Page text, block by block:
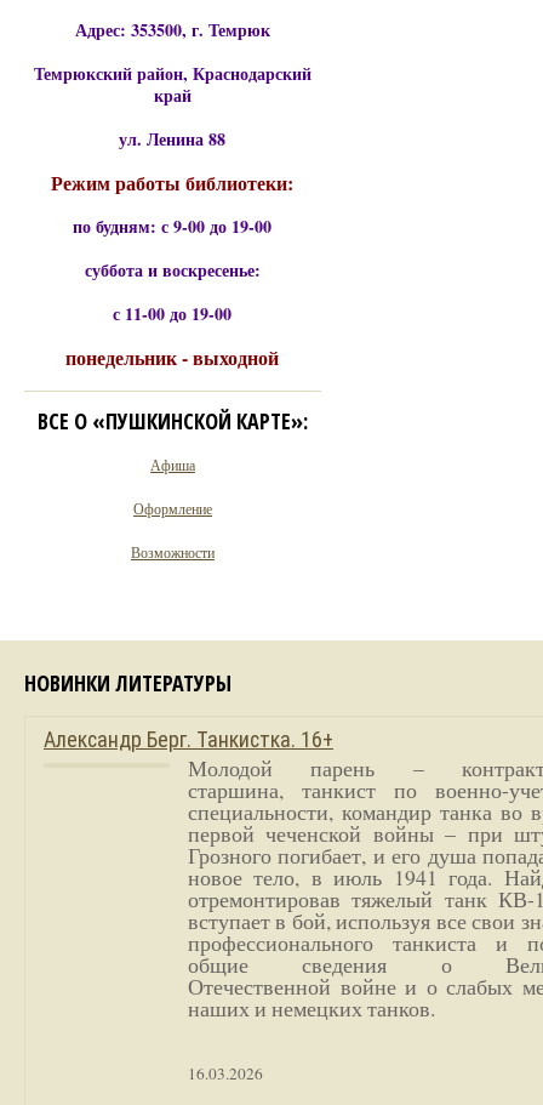
Адрес: 353500, г. Темрюк
Темрюкский район, Краснодарский
край
ул. Ленина 88
Режим работы библиотеки:
по будням: с 9-00 до 19-00
суббота и воскресенье:
с 11-00 до 19-00
понедельник - выходной
ВСЕ О «ПУШКИНСКОЙ КАРТЕ»:
Афиша
Оформление
Возможности
НОВИНКИ ЛИТЕРАТУРЫ
Александр Берг. Танкистка. 16+
Молодой парень –
старшина, танкист по военно-
специальности, командир танка во
первой чеченской войны – при
Грозного погибает, и его душа
новое тело, в июль 1941 года.
отремонтировав тяжелый танк
вступает в бой, используя все свои
профессионального танкиста и
общие сведения о
Отечественной войне и о слабых
наших и немецких танков.
16.03.2026